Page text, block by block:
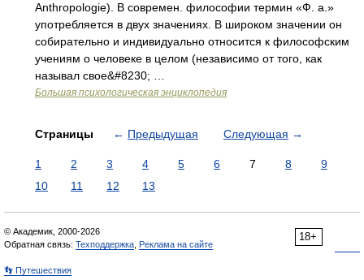
Anthropologie). В современ. философии термин «Ф. а.»
употребляется в двух значениях. В широком значении он
собирательно и индивидуально относится к философским
учениям о человеке в целом (независимо от того, как
называл свое&#8230; …
Большая психологическая энциклопедия
Страницы ← Предыдущая Следующая →
1 2 3 4 5 6 7 8
9
10
11 12 13
18+
© Академик, 2000-2026
Обратная связь: Техподдержка Реклама на сайте
👣 Путешествия